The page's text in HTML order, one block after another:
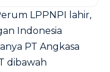
LPPNPI lahir,
Indonesia
PT Angkasa
dibawah